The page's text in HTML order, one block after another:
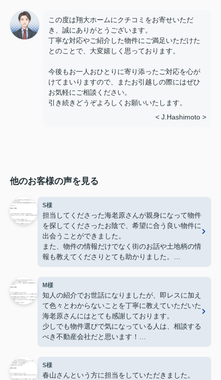
この度は翔大ホームにクチコミをお寄せいただ
き、誠にありがとうございます。
丁寧な対応やご紹介した物件にご満足いただけた
とのことで、大変嬉しく思っております。
今後もお一人おひとりに寄り添ったご対応を心が
けてまいりますので、またお引越しの際にはぜひ
お気軽にご相談ください。
引き続きどうぞよろしくお願いいたします。
< J.Hashimoto >
他のお客様の声を見る
S様
担当してくださった海老原さんが親身になって物件
を探してくださったお陰で、希望に合う良い物件に
出会うことができました。
また、物件の情報だけでなく街のお話や土地柄の情
報も教えてくださりとても助かりました。
ありがとうございました。
M様
知人の紹介でお世話になりましたが、即レスに加え
て色々とわからないことを丁寧に教えていただいた
海老原さんにはとても感謝しております。
少しでも物件選びで気になっている人は、相談する
べき不動産会社だと思います！
ありがとうございました！
S様
春山さんという方に担当をしていただきました。